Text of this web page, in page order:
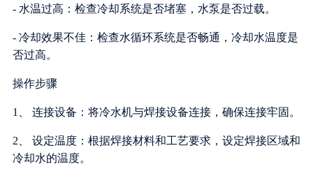
- 水温过高：检查冷却系统是否堵塞，水泵是否过载。
- 冷却效果不佳：检查水循环系统是否畅通，冷却水温度是
否过高。
操作步骤
1、 连接设备：将冷水机与焊接设备连接，确保连接牢固。
2、 设定温度：根据焊接材料和工艺要求，设定焊接区域和
冷却水的温度。